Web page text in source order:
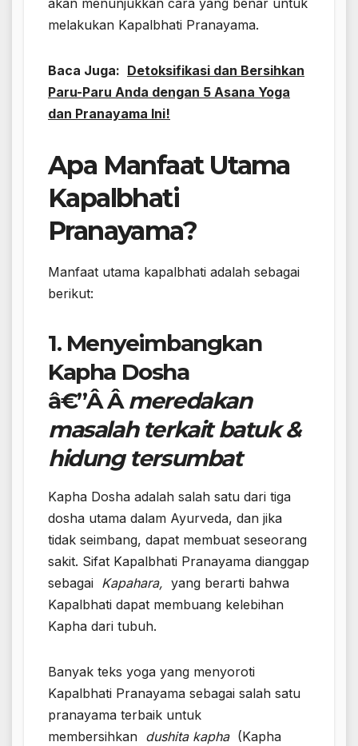
melakukan Kapalbhati Pranayama.
Baca Juga: Detoksifikasi dan Bersihkan
Paru-Paru Anda dengan 5 Asana Yoga
dan Pranayama Ini!
Apa Manfaat Utama
Kapalbhati
Pranayama?
Manfaat utama kapalbhati adalah sebagai
berikut:
1. Menyeimbangkan
Kapha Dosha
â€”Â Â meredakan
masalah terkait batuk &
hidung tersumbat
Kapha Dosha adalah salah satu dari tiga
dosha utama dalam Ayurveda, dan jika
tidak seimbang, dapat membuat seseorang
sakit. Sifat Kapalbhati Pranayama dianggap
sebagai Kapahara, yang berarti bahwa
Kapalbhati dapat membuang kelebihan
Kapha dari tubuh.
Banyak teks yoga yang menyoroti
Kapalbhati Pranayama sebagai salah satu
pranayama terbaik untuk
membersihkan dushita kapha (Kapha